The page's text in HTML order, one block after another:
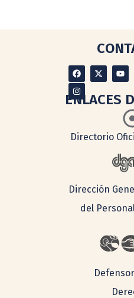
ENLACES
Directorio
Dirección
del